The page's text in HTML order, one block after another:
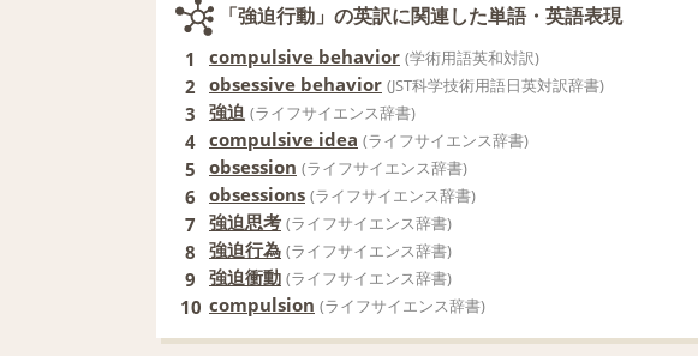
「強迫行動」の英訳に関連した単語・英語表現
1 compulsive behavior (学術用語英和対訳)
2 obsessive behavior (JST科学技術用語日英対訳辞書)
3 強迫 (ライフサイエンス辞書)
4 compulsive idea (ライフサイエンス辞書)
5 obsession (ライフサイエンス辞書)
6 obsessions (ライフサイエンス辞書)
7 強迫思考 (ライフサイエンス辞書)
8 強迫行為 (ライフサイエンス辞書)
9 強迫衝動 (ライフサイエンス辞書)
10 compulsion (ライフサイエンス辞書)